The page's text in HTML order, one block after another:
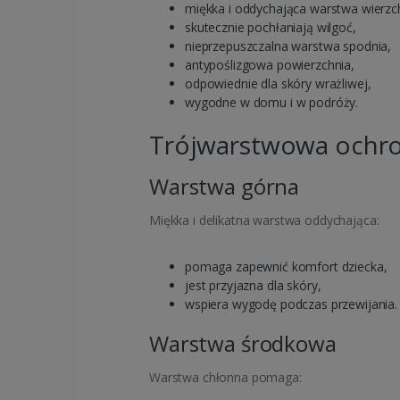
miękka i oddychająca warstwa
skutecznie pochłaniają wilgoć,
nieprzepuszczalna warstwa spodnia,
antypoślizgowa powierzchnia,
odpowiednie dla skóry wrażliwej,
wygodne w domu i w podróży.
Trójwarstwowa
Warstwa górna
Miękka i delikatna warstwa oddychająca:
pomaga zapewnić komfort dziecka,
jest przyjazna dla skóry,
wspiera wygodę podczas przewijania.
Warstwa środkowa
Warstwa chłonna pomaga: